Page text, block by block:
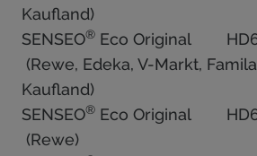
Kaufland)
SENSEO® Eco Original
(Rewe, Edeka, V-Markt,
Kaufland)
SENSEO® Eco Original
(Rewe)